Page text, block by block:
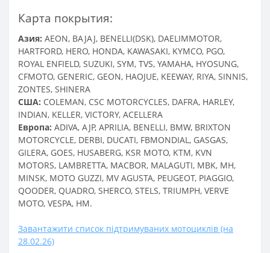
Карта покрытия:
Азия: AEON, BAJAJ, BENELLI(DSK), DAELIMMOTOR,
HARTFORD, HERO, HONDA, KAWASAKI, KYMCO, PGO,
ROYAL ENFIELD, SUZUKI, SYM, TVS, YAMAHA, HYOSUNG,
CFMOTO, GENERIC, GEON, HAOJUE, KEEWAY, RIYA, SINNIS,
ZONTES, SHINERA
США: COLEMAN, CSC MOTORCYCLES, DAFRA, HARLEY,
INDIAN, KELLER, VICTORY, ACELLERA
Европа: ADIVA, AJP, APRILIA, BENELLI, BMW, BRIXTON
MOTORCYCLE, DERBI, DUCATI, FBMONDIAL, GASGAS,
GILERA, GOES, HUSABERG, KSR MOTO, KTM, KVN
MOTORS, LAMBRETTA, MACBOR, MALAGUTI, MBK, MH,
MINSK, MOTO GUZZI, MV AGUSTA, PEUGEOT, PIAGGIO,
QOODER, QUADRO, SHERCO, STELS, TRIUMPH, VERVE
MOTO, VESPA, HM.
Завантажити список підтримуваних мотоциклів (на
28.02.26)